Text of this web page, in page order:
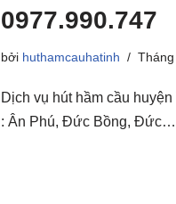
0977.990.747
bởi huthamcauhatinh Tháng
Dịch vụ hút hầm cầu
: Ân Phú, Đức Bồng, Đức…